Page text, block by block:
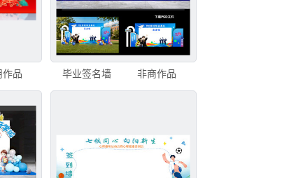
作品 毕业签名墙 非商作品